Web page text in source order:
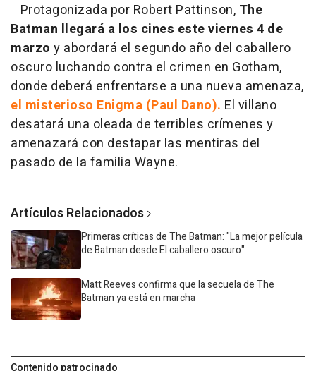
Protagonizada por Robert Pattinson, The
Batman llegará a los cines este viernes 4 de
marzo y abordará el segundo año del caballero
oscuro luchando contra el crimen en Gotham,
donde deberá enfrentarse a una nueva amenaza,
el misterioso Enigma (Paul Dano). El villano
desatará una oleada de terribles crímenes y
amenazará con destapar las mentiras del
pasado de la familia Wayne.
Artículos Relacionados
Primeras críticas de The Batman: "La mejor película
de Batman desde El caballero oscuro"
Matt Reeves confirma que la secuela de The
Batman ya está en marcha